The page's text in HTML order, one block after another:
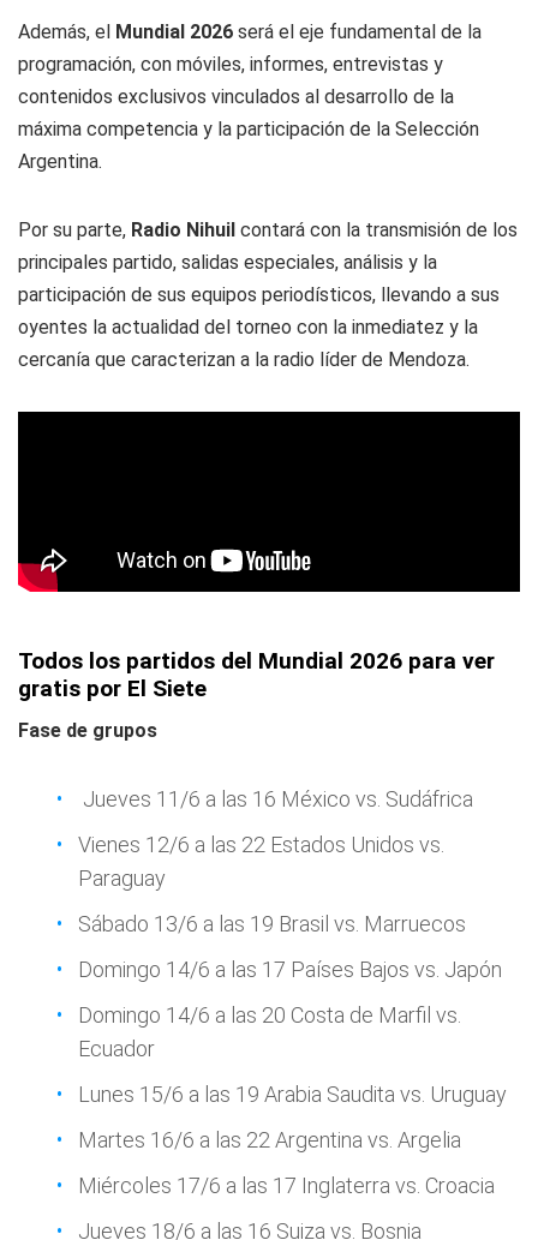
Además, el Mundial 2026 será el eje fundamental de la
programación, con móviles, informes, entrevistas y
contenidos exclusivos vinculados al desarrollo de la
máxima competencia y la participación de la Selección
Argentina.
Por su parte, Radio Nihuil contará con la transmisión de los
principales partido, salidas especiales, análisis y la
participación de sus equipos periodísticos, llevando a sus
oyentes la actualidad del torneo con la inmediatez y la
cercanía que caracterizan a la radio líder de Mendoza.
Todos los partidos del Mundial 2026 para ver
gratis por El Siete
Fase de grupos
Jueves 11/6 a las 16 México vs. Sudáfrica
Vienes 12/6 a las 22 Estados Unidos vs.
Paraguay
Sábado 13/6 a las 19 Brasil vs. Marruecos
Domingo 14/6 a las 17 Países Bajos vs. Japón
Domingo 14/6 a las 20 Costa de Marfil vs.
Ecuador
Lunes 15/6 a las 19 Arabia Saudita vs. Uruguay
Martes 16/6 a las 22 Argentina vs. Argelia
Miércoles 17/6 a las 17 Inglaterra vs. Croacia
Jueves 18/6 a las 16 Suiza vs. Bosnia